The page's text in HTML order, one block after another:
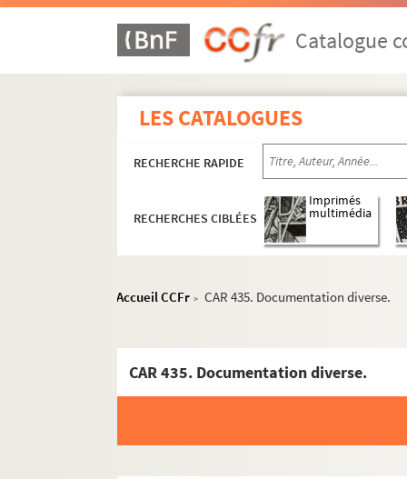
Catalogue
LES CATALOGUES
RECHERCHE RAPIDE
RECHERCHES CIBLÉES
Imprimés
multimédia
Accueil CCFr > CAR 435. Documentation diverse.
CAR 435. Documentation diverse.